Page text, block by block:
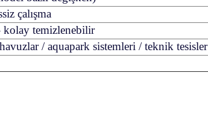
çalışma
kolay temizlenebilir
/ aquapark sistemleri / teknik tesisler